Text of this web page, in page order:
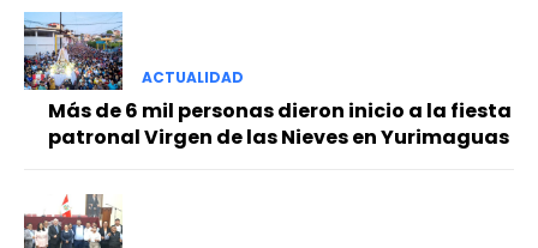
ACTUALIDAD
Más de 6 mil personas dieron inicio a la fiesta
patronal Virgen de las Nieves en Yurimaguas